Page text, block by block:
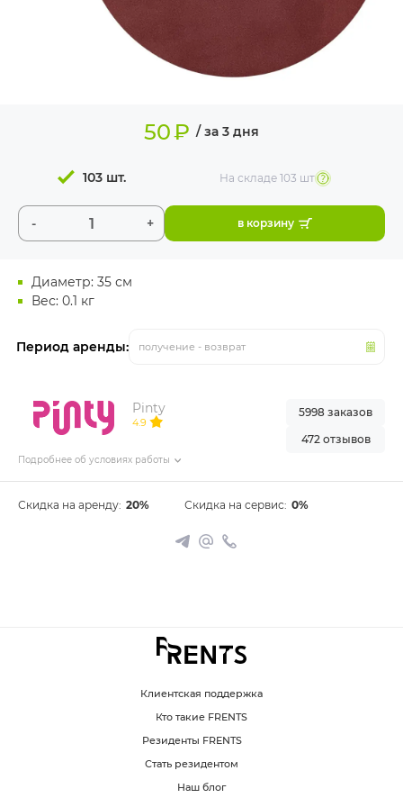
Диаметр: 35 см
Вес: 0.1 кг
Период аренды: получение - возврат
50₽ / за 3 дня
- +
103 шт. На складе 103 шт
в корзину
Pinty
4.9
Подробнее об условиях работы
5998 заказов
472 отзывов
Скидка на аренду: 20% Скидка на сервис: 0%
Клиентская поддержка
Кто такие FRENTS
Резиденты FRENTS
Стать резидентом
Наш блог